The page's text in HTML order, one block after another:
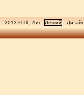
2013 © ПГ, Лис, Леший